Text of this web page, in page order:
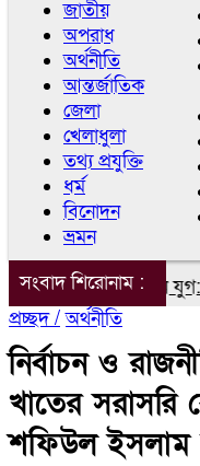
জাতীয়
অপরাধ
অর্থনীতি
আন্তর্জাতিক
জেলা
খেলাধুলা
তথ্য প্রযুক্তি
ধর্ম
বিনোদন
ভ্রমন
সংবাদ শিরোনাম :
ডিসপ্লেতে নতুন যুগ: ০
প্রচ্ছদ / অর্থনীতি
নির্বাচন ও
খাতের
শফিউল ইসলাম